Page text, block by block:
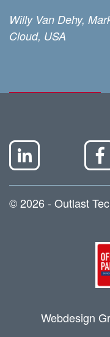
Willy Van Dehy,
Cloud, USA
© 2026 - Outlast
Webdesign